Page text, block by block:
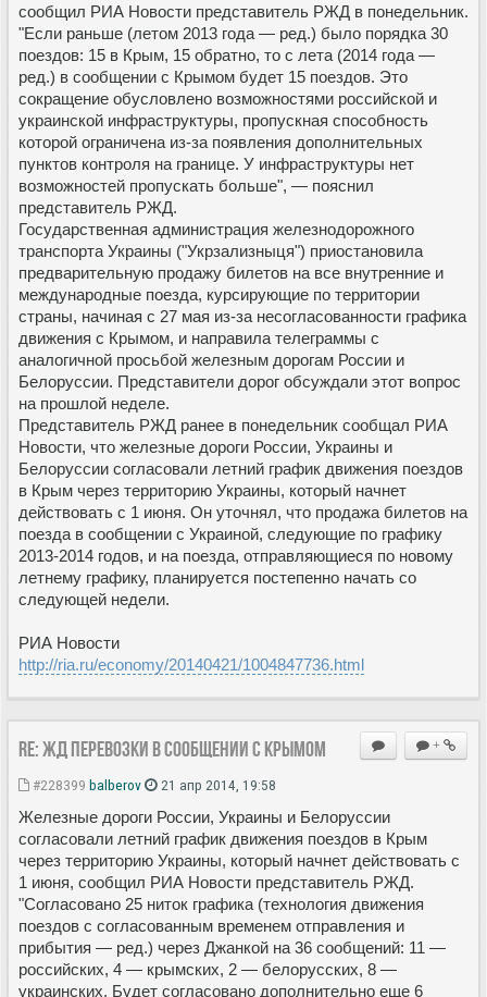
сообщил РИА Новости представитель РЖД в понедельник.
"Если раньше (летом 2013 года — ред.) было порядка 30
поездов: 15 в Крым, 15 обратно, то с лета (2014 года —
ред.) в сообщении с Крымом будет 15 поездов. Это
сокращение обусловлено возможностями российской и
украинской инфраструктуры, пропускная способность
которой ограничена из-за появления дополнительных
пунктов контроля на границе. У инфраструктуры нет
возможностей пропускать больше", — пояснил
представитель РЖД.
Государственная администрация железнодорожного
транспорта Украины ("Укрзализныця") приостановила
предварительную продажу билетов на все внутренние и
международные поезда, курсирующие по территории
страны, начиная с 27 мая из-за несогласованности графика
движения с Крымом, и направила телеграммы с
аналогичной просьбой железным дорогам России и
Белоруссии. Представители дорог обсуждали этот вопрос
на прошлой неделе.
Представитель РЖД ранее в понедельник сообщал РИА
Новости, что железные дороги России, Украины и
Белоруссии согласовали летний график движения поездов
в Крым через территорию Украины, который начнет
действовать с 1 июня. Он уточнял, что продажа билетов на
поезда в сообщении с Украиной, следующие по графику
2013-2014 годов, и на поезда, отправляющиеся по новому
летнему графику, планируется постепенно начать со
следующей недели.
РИА Новости
http://ria.ru/economy/20140421/1004847736.html
+
Re: ЖД перевозки в сообщении с Крымом
#228399 balberov 21 апр 2014, 19:58
Железные дороги России, Украины и Белоруссии
согласовали летний график движения поездов в Крым
через территорию Украины, который начнет действовать с
1 июня, сообщил РИА Новости представитель РЖД.
"Согласовано 25 ниток графика (технология движения
поездов с согласованным временем отправления и
прибытия — ред.) через Джанкой на 36 сообщений: 11 —
российских, 4 — крымских, 2 — белорусских, 8 —
украинских. Будет согласовано дополнительно еще 6